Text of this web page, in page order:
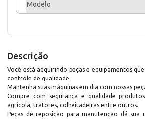
Modelo
Descrição
Você está adquirindo peças e equipamentos
controle de qualidade.
Mantenha suas máquinas em dia com nossas
Compre com segurança e qualidade
agrícola, tratores, colheitadeiras entre outros.
Peças de reposição para manutenção dá sua